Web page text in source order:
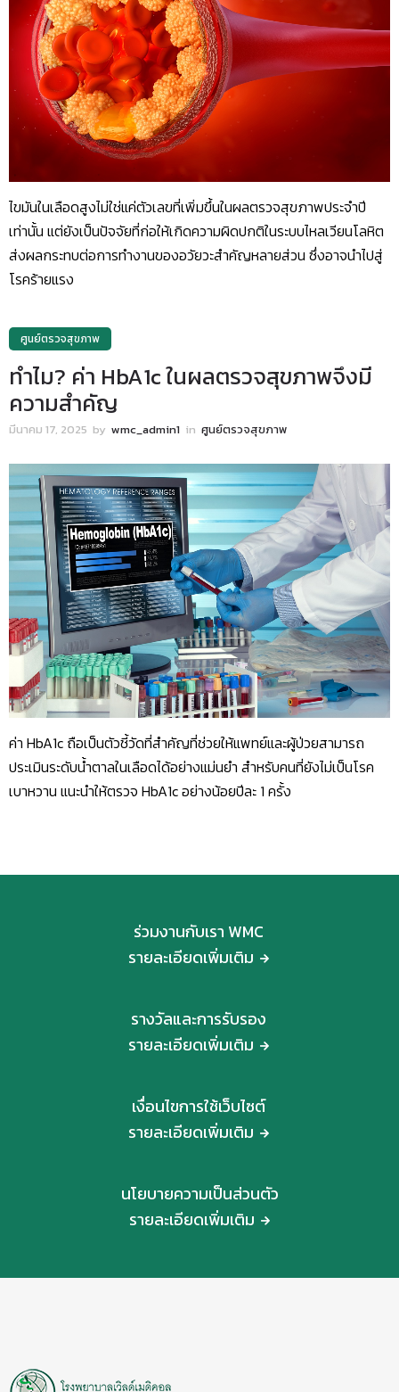
ไขมันในเลือดสูงไม่ใช่แค่ตัวเลขที่เพิ่มขึ้นในผลตรวจสุขภาพประจำปี
เท่านั้น แต่ยังเป็นปัจจัยที่ก่อให้เกิดความผิดปกติในระบบไหลเวียนโลหิต
ส่งผลกระทบต่อการทำงานของอวัยวะสำคัญหลายส่วน ซึ่งอาจนำไปสู่
โรคร้ายแรง
ศูนย์ตรวจสุขภาพ
ทำไม? ค่า HbA1c ในผลตรวจสุขภาพจึงมี
ความสำคัญ
มีนาคม 17, 2025 by wmc_admin1 in ศูนย์ตรวจสุขภาพ
ค่า HbA1c ถือเป็นตัวชี้วัดที่สำคัญที่ช่วยให้แพทย์และผู้ป่วยสามารถ
ประเมินระดับน้ำตาลในเลือดได้อย่างแม่นยำ สำหรับคนที่ยังไม่เป็นโรค
เบาหวาน แนะนำให้ตรวจ HbA1c อย่างน้อยปีละ 1 ครั้ง
ร่วมงานกับเรา WMC
รายละเอียดเพิ่มเติม
รางวัลและการรับรอง
รายละเอียดเพิ่มเติม
เงื่อนไขการใช้เว็บไซต์
รายละเอียดเพิ่มเติม
นโยบายความเป็นส่วนตัว
รายละเอียดเพิ่มเติม